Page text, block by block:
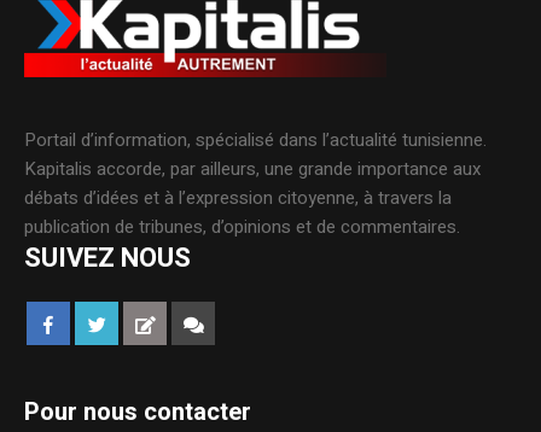
Portail d’information, spécialisé dans l’actualité tunisienne.
Kapitalis accorde, par ailleurs, une grande importance aux
débats d’idées et à l’expression citoyenne, à travers la
publication de tribunes, d’opinions et de commentaires.
SUIVEZ NOUS
Pour nous contacter